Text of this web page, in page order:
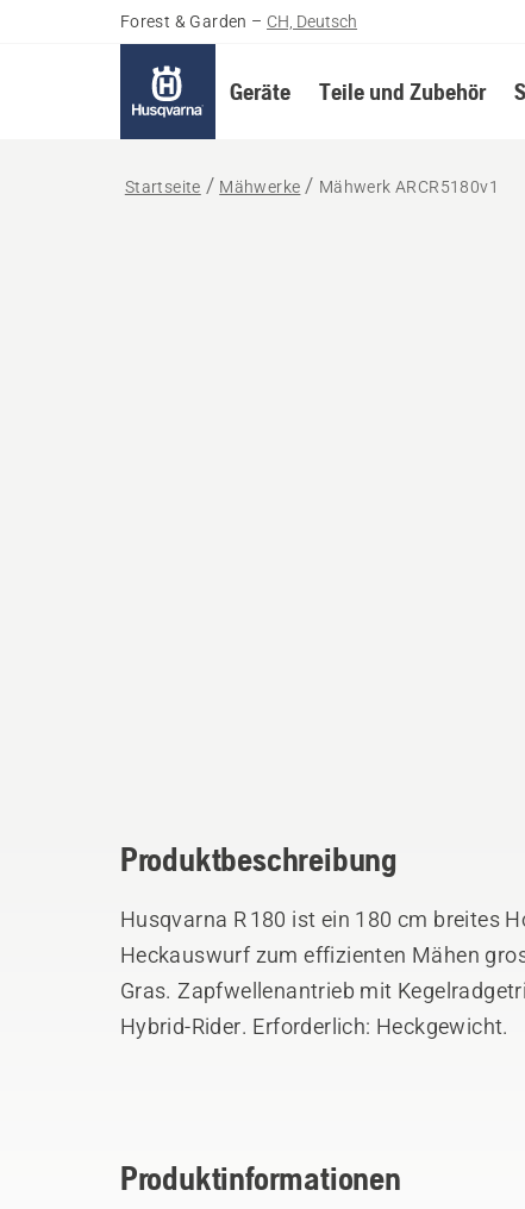
Forest & Garden – CH, Deutsch
Geräte Teile und Zubehör
Startseite Mähwerke Mähwerk ARCR5180v1
Produktbeschreibung
Husqvarna R 180 ist ein 180 cm breites
Heckauswurf zum effizienten Mähen
Gras. Zapfwellenantrieb mit
Hybrid-Rider. Erforderlich: Heckgewicht.
Produktinformationen